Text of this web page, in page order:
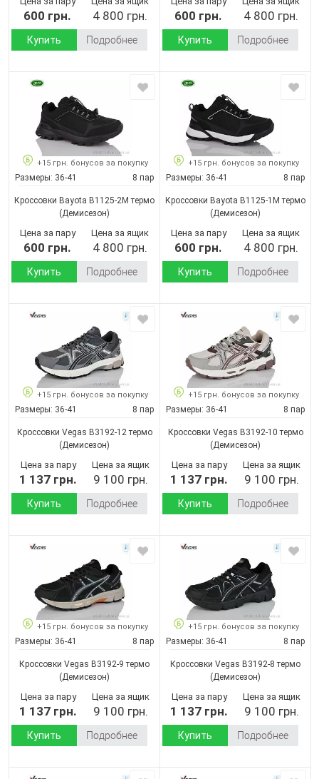
600 грн. 4 800 грн.
Купить Подробнее
600 грн. 4 800 грн.
Купить Подробнее
+15 грн. бонусов за покупку
Размеры: 36-41 8 пар
Кроссовки Bayota B1125-2M термо
(Демисезон)
Цена за пару
600 грн.
Цена за ящик
4 800 грн.
Купить Подробнее
+15 грн. бонусов за покупку
Размеры: 36-41 8 пар
Кроссовки Bayota B1125-1M термо
(Демисезон)
Цена за пару
600 грн.
Цена за ящик
4 800 грн.
Купить Подробнее
+15 грн. бонусов за покупку
Размеры: 36-41 8 пар
Кроссовки Vegas B3192-12 термо
(Демисезон)
Цена за пару
1 137 грн.
Цена за ящик
9 100 грн.
Купить Подробнее
+15 грн. бонусов за покупку
Размеры: 36-41 8 пар
Кроссовки Vegas B3192-10 термо
(Демисезон)
Цена за пару
1 137 грн.
Цена за ящик
9 100 грн.
Купить Подробнее
+15 грн. бонусов за покупку
Размеры: 36-41 8 пар
Кроссовки Vegas B3192-9 термо
(Демисезон)
Цена за пару
1 137 грн.
Цена за ящик
9 100 грн.
Купить Подробнее
+15 грн. бонусов за покупку
Размеры: 36-41 8 пар
Кроссовки Vegas B3192-8 термо
(Демисезон)
Цена за пару
1 137 грн.
Цена за ящик
9 100 грн.
Купить Подробнее